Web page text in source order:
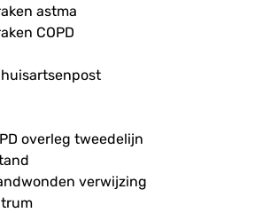
astma
COPD
overleg tweedelijn
verwijzing